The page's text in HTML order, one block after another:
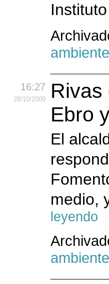
ambiente
16:27
28/10/2009
Rivas
Ebro
El
medio,
leyendo
ambiente